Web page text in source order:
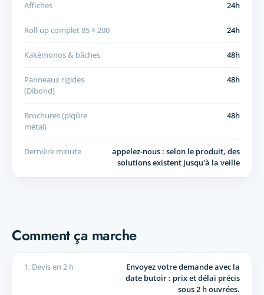
Affiches 24h
Roll-up complet 85 × 200 24h
Kakémonos & bâches 48h
Panneaux rigides
(Dibond)
48h
Brochures (piqûre
métal)
48h
Dernière minute
appelez-nous : selon le produit, des
solutions existent jusqu'à la veille
Comment ça marche
1. Devis en 2 h
Envoyez votre demande avec la
date butoir : prix et délai précis
sous 2 h ouvrées.